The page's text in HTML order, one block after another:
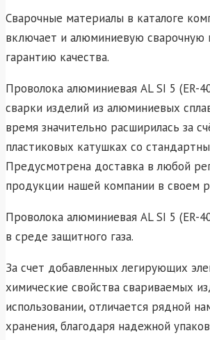
Сварочные материалы в каталоге
включает и алюминиевую
гарантию качества.
Проволока алюминиевая AL SI 5 (ER-
сварки изделий из алюминиевых
время значительно расширилась за
пластиковых катушках со
Предусмотрена доставка в любой
продукции нашей компании в своем
Проволока алюминиевая AL SI 5 (ER-
в среде защитного газа.
За счет добавленных легирующих
химические свойства свариваемых
использовании, отличается рядной
хранения, благодаря надежной